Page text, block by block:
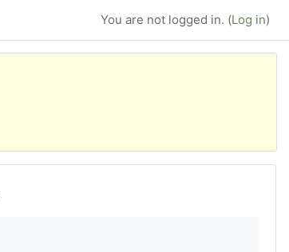
You are not logged in. (Log in)